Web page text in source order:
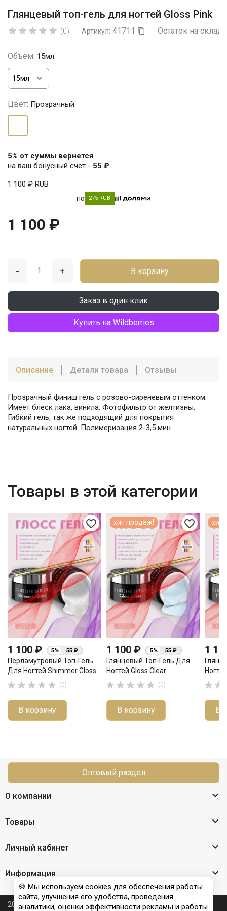
Глянцевый топ-гель для ногтей Gloss Pink
     (0) Артикул: 41711  Остаток на
Объём: 15мл
Цвет: Прозрачный
5% от суммы вернется
на ваш бонусный счет - 55 ₽
1 100 ₽ RUB
по 275 RUB
1 100 ₽
- + В корзину
Заказ в один клик
Купить на Wildberries
Описание Детали товара Отзывы
Прозрачный финиш гель с розово-сиреневым оттенком.
Имеет блеск лака, винила. Фотофильтр от желтизны.
Гибкий гель, так же подходящий для покрытия
натуральных ногтей. Полимеризация 2-3,5 мин.
Товары в этой категории
favorite_border
1 100 ₽ 5% 55 ₽
Перламутровый Топ-Гель
Для Ногтей Shimmer Gloss
     (0)
В корзину
favorite_border
1 100 ₽ 5% 55 ₽
Глянцевый Топ-Гель Для
Ногтей Gloss Clear
     (0)
В корзину
хит продаж!
1
 
В
хит
Оптовый раздел
О компании 
Товары 
Личный кабинет 
Информация 
2026 © Nail Club professional - официальный сайт
🍪 Мы используем cookies для обеспечения работы
сайта, улучшения его удобства, проведения
аналитики, оценки эффективности рекламы и работы